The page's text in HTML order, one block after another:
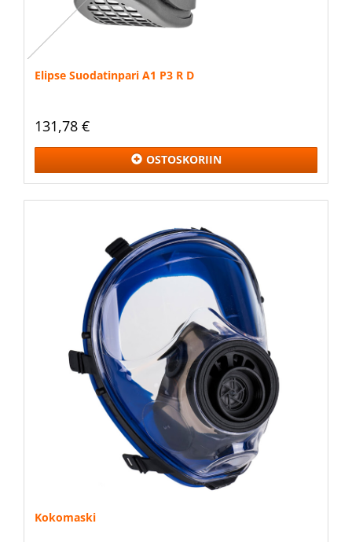
Elipse Suodatinpari A1 P3 R D
131,78 €
OSTOSKORIIN
Kokomaski